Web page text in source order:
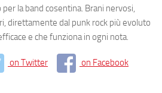
la band cosentina. Brani nervosi,
direttamente dal punk rock più evoluto
e che funziona in ogni nota.
on Twitter on Facebook